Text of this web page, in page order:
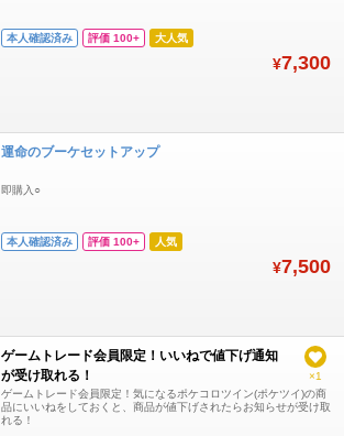
本人確認済み 評価 100+ 大人気
¥7,300
運命のブーケセットアップ
即購入○
本人確認済み 評価 100+ 人気
¥7,500
ゲームトレード会員限定！いいねで値下げ通知
が受け取れる！
ゲームトレード会員限定！気になるポケコロツイン(ポケツイ)の商
品にいいねをしておくと、商品が値下げされたらお知らせが受け取
れる！
×1